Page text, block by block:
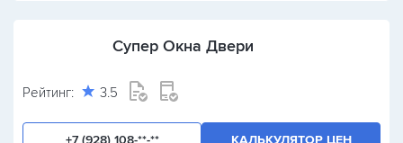
Супер Окна Двери
Рейтинг: 3.5
+7 (928) 108-**-** КАЛЬКУЛЯТОР ЦЕН